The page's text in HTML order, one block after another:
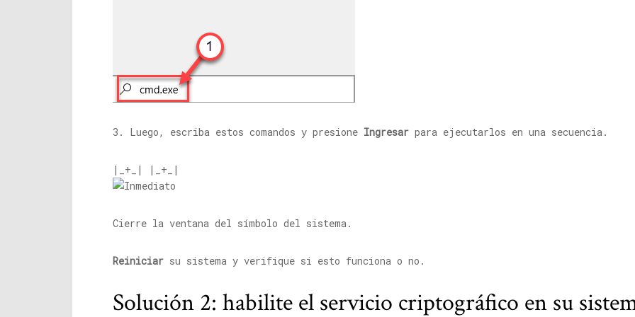
3. Luego, escriba estos comandos y presione Ingresar para ejecutarlos en una secuencia.
|_+_| |_+_|
Cierre la ventana del símbolo del sistema.
Reiniciar su sistema y verifique si esto funciona o no.
Solución 2: habilite el servicio criptográfico en su